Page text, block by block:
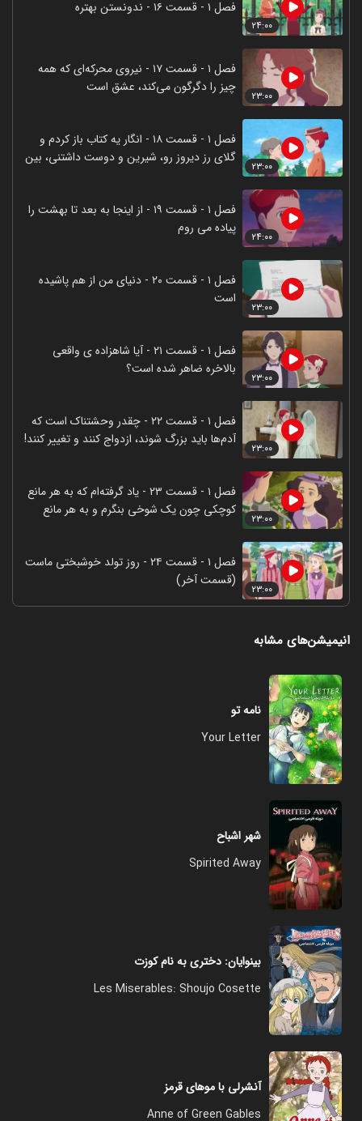
۲۴:۰۰
فصل ۱ - قسمت ۱۶ - ندونستن بهتره
۲۳:۰۰
فصل ۱ - قسمت ۱۷ - نیروی محرکه‌ای که همه
چیز را دگرگون می‌کند، عشق است
۲۳:۰۰
فصل ۱ - قسمت ۱۸ - انگار یه کتاب باز کردم و
گلای رز دیروز رو، شیرین و دوست داشتنی، بین
۲۴:۰۰
فصل ۱ - قسمت ۱۹ - از اینجا به بعد تا بهشت را
پیاده می روم
۲۳:۰۰
فصل ۱ - قسمت ۲۰ - دنیای من از هم پاشیده
است
۲۳:۰۰
فصل ۱ - قسمت ۲۱ - آیا شاهزاده ی واقعی
بالاخره ضاهر شده است؟
۲۳:۰۰
فصل ۱ - قسمت ۲۲ - چقدر وحشتناک است که
آدم‌ها باید بزرگ شوند، ازدواج کنند و تغییر کنند!
۲۳:۰۰
فصل ۱ - قسمت ۲۳ - یاد گرفته‌ام که به هر مانع
کوچکی چون یک شوخی بنگرم و به هر مانع
۲۳:۰۰
فصل ۱ - قسمت ۲۴ - روز تولد خوشبختی ماست
(قسمت آخر)
انیمیشن‌های مشابه
نامه تو
Your Letter
شهر اشباح
Spirited Away
بینوایان: دختری به نام کوزت
Les Miserables: Shoujo Cosette
آنشرلی با موهای قرمز
Anne of Green Gables